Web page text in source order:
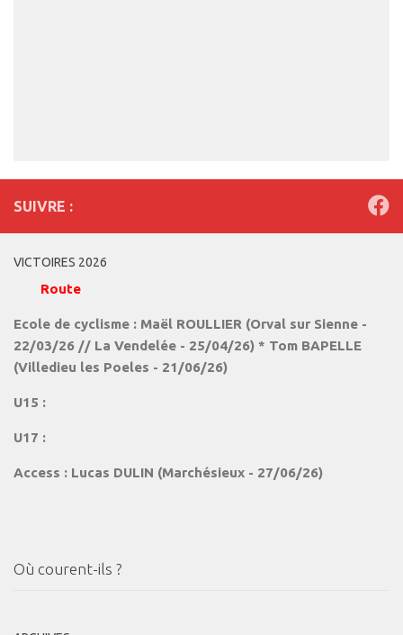
SUIVRE :
VICTOIRES 2026
Route
Ecole de cyclisme : Maël ROULLIER (Orval sur Sienne -
22/03/26 // La Vendelée - 25/04/26) * Tom BAPELLE
(Villedieu les Poeles - 21/06/26)
U15 :
U17 :
Access : Lucas DULIN (Marchésieux - 27/06/26)
Où courent-ils ?